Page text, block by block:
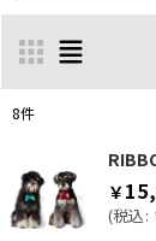
並び順
8件
￥
(税込: